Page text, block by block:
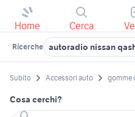
Home Cerca
Ricerche autoradio nissan
Subito Accessori auto gomme
Cosa cerchi?